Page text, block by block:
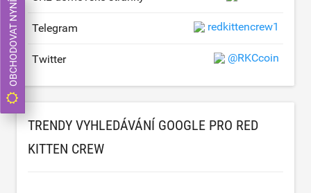
Telegram redkittencrew1
Twitter @RKCcoin
TRENDY VYHLEDÁVÁNÍ GOOGLE PRO RED
KITTEN CREW
OBCHODOVAT NYNÍ